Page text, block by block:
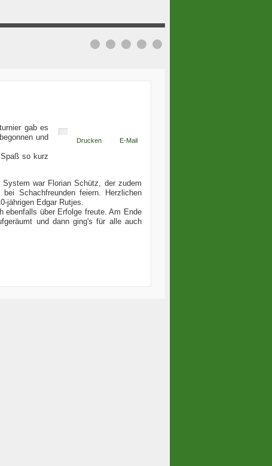
Drucken E-Mail
gab es
und
so kurz
war Florian Schütz, der zudem
Schachfreunden feiern. Herzlichen
jährigen Edgar Rutjes.
ebenfalls über Erfolge freute. Am Ende
und dann ging's für alle auch